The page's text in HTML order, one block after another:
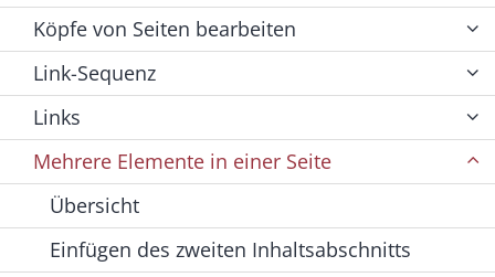
Köpfe von Seiten bearbeiten
Link-Sequenz
Links
Mehrere Elemente in einer Seite
Übersicht
Einfügen des zweiten Inhaltsabschnitts